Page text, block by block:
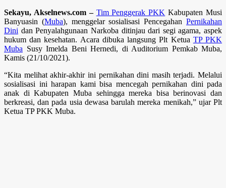
Sekayu, Akselnews.com – Tim Penggerak PKK Kabupaten Musi
Banyuasin (Muba), menggelar sosialisasi PencegahanPernikahan
Dini dan Penyalahgunaan Narkoba ditinjau dari segi agama, aspek
hukum dan kesehatan. Acara dibuka langsung Plt Ketua TP PKK
Muba Susy Imelda Beni Hernedi, di Auditorium Pemkab Muba,
Kamis (21/10/2021).
“Kita melihat akhir-akhir ini pernikahan dini masih terjadi. Melalui
sosialisasi ini harapan kami bisa mencegah pernikahan dini pada
anak di Kabupaten Muba sehingga mereka bisa berinovasi dan
berkreasi, dan pada usia dewasa barulah mereka menikah,” ujar Plt
Ketua TP PKK Muba.